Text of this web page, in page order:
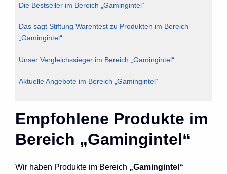
Die Bestseller im Bereich „Gamingintel“
Das sagt Stiftung Warentest zu Produkten im Bereich
„Gamingintel“
Unser Vergleichssieger im Bereich „Gamingintel“
Aktuelle Angebote im Bereich „Gamingintel“
Empfohlene Produkte im
Bereich „Gamingintel“
Wir haben Produkte im Bereich „Gamingintel“